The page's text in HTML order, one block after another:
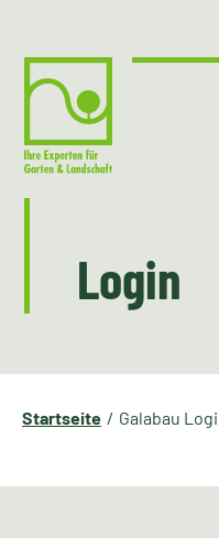
Login
Startseite Galabau